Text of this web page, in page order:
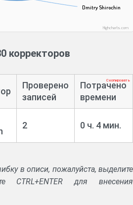
Dmitry Shirochin
Dmitry Shirochin
Highcharts.com
корректоров
Проверено
записей
Потрачено
времени
Скопировать
2 0 ч. 4 мин.
в описи, пожалуйста, выделите
CTRL+ENTER для внесения